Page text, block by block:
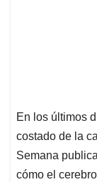
En los últimos
costado de la
Semana
cómo el